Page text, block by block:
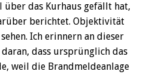
über das Kurhaus gefällt hat,
berichtet. Objektivität
Ich erinnern an dieser
dass ursprünglich das
weil die Brandmeldeanlage